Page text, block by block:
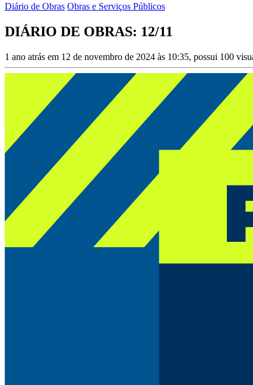
Diário de Obras Obras e Serviços Públicos
DIÁRIO DE OBRAS: 12/11
1 ano atrás em 12 de novembro de 2024 às 10:35, possui 100